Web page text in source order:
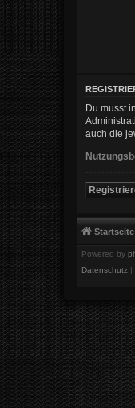
Du musst
auch die
Startseite
Powered by
Datenschutz |